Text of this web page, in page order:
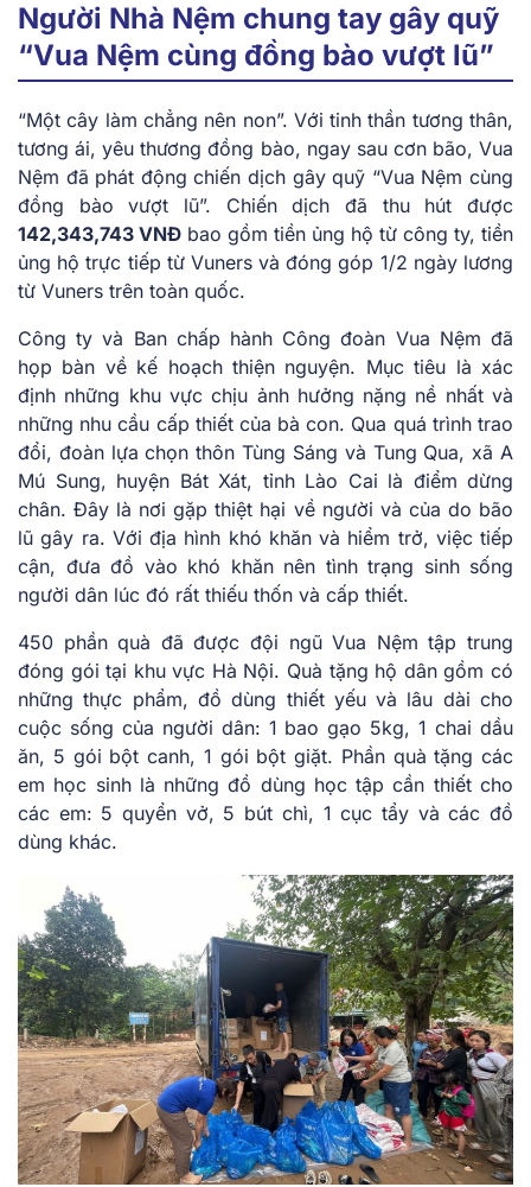
Người Nhà Nệm chung tay gây quỹ
“Vua Nệm cùng đồng bào vượt lũ”
“Một cây làm chẳng nên non”. Với tinh thần tương thân,
tương ái, yêu thương đồng bào, ngay sau cơn bão, Vua
Nệm đã phát động chiến dịch gây quỹ “Vua Nệm cùng
đồng bào vượt lũ”. Chiến dịch đã thu hút được
142,343,743 VNĐ bao gồm tiền ủng hộ từ công ty, tiền
ủng hộ trực tiếp từ Vuners và đóng góp 1/2 ngày lương
từ Vuners trên toàn quốc.
Công ty và Ban chấp hành Công đoàn Vua Nệm đã
họp bàn về kế hoạch thiện nguyện. Mục tiêu là xác
định những khu vực chịu ảnh hưởng nặng nề nhất và
những nhu cầu cấp thiết của bà con. Qua quá trình trao
đổi, đoàn lựa chọn thôn Tùng Sáng và Tung Qua, xã A
Mú Sung, huyện Bát Xát, tỉnh Lào Cai là điểm dừng
chân. Đây là nơi gặp thiệt hại về người và của do bão
lũ gây ra. Với địa hình khó khăn và hiểm trở, việc tiếp
cận, đưa đồ vào khó khăn nên tình trạng sinh sống
người dân lúc đó rất thiếu thốn và cấp thiết.
450 phần quà đã được đội ngũ Vua Nệm tập trung
đóng gói tại khu vực Hà Nội. Quà tặng hộ dân gồm có
những thực phẩm, đồ dùng thiết yếu và lâu dài cho
cuộc sống của người dân: 1 bao gạo 5kg, 1 chai dầu
ăn, 5 gói bột canh, 1 gói bột giặt. Phần quà tặng các
em học sinh là những đồ dùng học tập cần thiết cho
các em: 5 quyển vở, 5 bút chì, 1 cục tẩy và các đồ
dùng khác.